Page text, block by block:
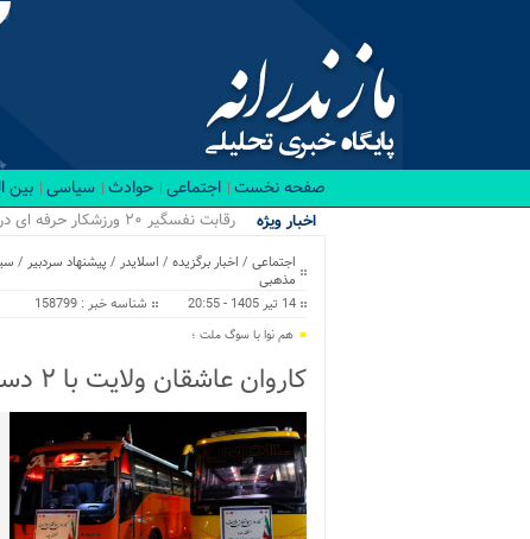
صفحه نخست اجتماعی حوادث سیاسی بین
اخبار ویژه رقابت نفسگیر ۲۰ ورزشکار حرفه ای در باشگاه RX بابل/ قهرمانان کراسفیت شهرستان بابل...
اجتماعی / اخبار برگزیده / اسلایدر / پیشنهاد سردبیر /
مذهبی
14 تیر 1405 - 20:55
شناسه خبر : 158799
هم نوا با سوگ ملت ؛
کاروان عاشقان ولایت با ۲ دستگاه اتوبوس از بلده راهی تهران شد